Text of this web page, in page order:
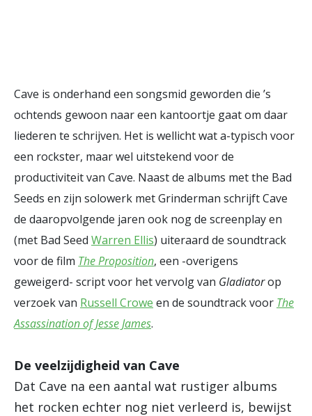
Cave is onderhand een songsmid geworden die ’s
ochtends gewoon naar een kantoortje gaat om daar
liederen te schrijven. Het is wellicht wat a-typisch voor
een rockster, maar wel uitstekend voor de
productiviteit van Cave. Naast de albums met the Bad
Seeds en zijn solowerk met Grinderman schrijft Cave
de daaropvolgende jaren ook nog de screenplay en
(met Bad Seed Warren Ellis) uiteraard de soundtrack
voor de film The Proposition, een -overigens
geweigerd- script voor het vervolg van Gladiatorop
verzoek van Russell Crowe en de soundtrack voor The
Assassination of Jesse James.
De veelzijdigheid van Cave
Dat Cave na een aantal wat rustiger albums
het rocken echter nog niet verleerd is, bewijst